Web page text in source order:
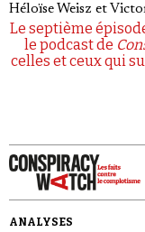
Héloïse Weisz et
Le septième
le podcast de
celles et ceux qui
ANALYSES